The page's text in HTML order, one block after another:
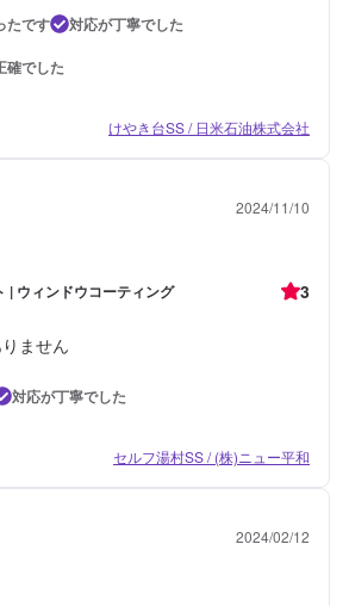
たです
対応が丁寧でした
確でした
けやき台SS / 日米石油株式会社
2024/11/10
| ウィンドウコーティング 3
ません
対応が丁寧でした
セルフ湯村SS / (株)ニュー平和
2024/02/12